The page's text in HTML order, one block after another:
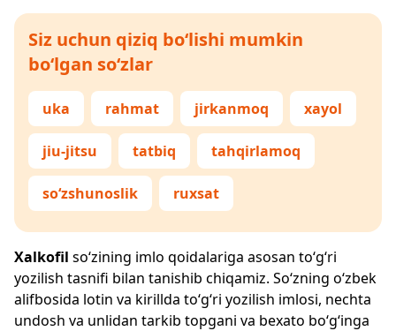
Siz uchun qiziq bo‘lishi mumkin
bo‘lgan so‘zlar
uka rahmat jirkanmoq xayol
jiu-jitsu tatbiq tahqirlamoq
so‘zshunoslik ruxsat
Xalkofil so‘zining imlo qoidalariga asosan to‘g‘ri
yozilish tasnifi bilan tanishib chiqamiz. So‘zning o‘zbek
alifbosida lotin va kirillda to‘g‘ri yozilish imlosi, nechta
undosh va unlidan tarkib topgani va bexato bo‘g‘inga